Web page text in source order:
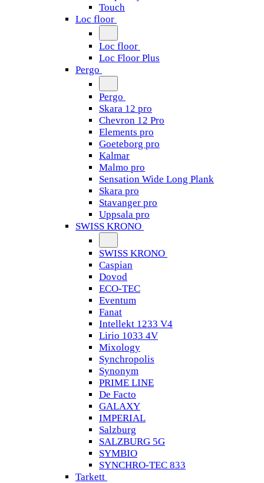
Touch
Loc floor
Loc floor
Loc Floor Plus
Pergo
Pergo
Skara 12 pro
Chevron 12 Pro
Elements pro
Goeteborg pro
Kalmar
Malmo pro
Sensation Wide Long Plank
Skara pro
Stavanger pro
Uppsala pro
SWISS KRONO
SWISS KRONO
Caspian
Dovod
ECO-TEC
Eventum
Fanat
Intellekt 1233 V4
Lirio 1033 4V
Mixology
Synchropolis
Synonym
PRIME LINE
De Facto
GALAXY
IMPERIAL
Salzburg
SALZBURG 5G
SYMBIO
SYNCHRO-TEC 833
Tarkett